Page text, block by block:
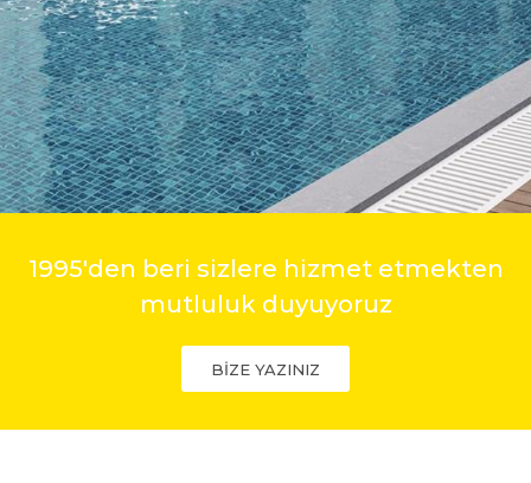
1995'den beri sizlere hizmet etmekten
mutluluk duyuyoruz
BİZE YAZINIZ